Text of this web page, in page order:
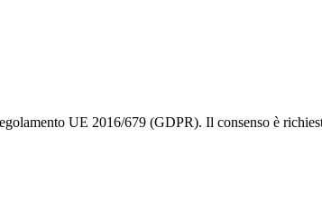
UE 2016/679 (GDPR). Il consenso è